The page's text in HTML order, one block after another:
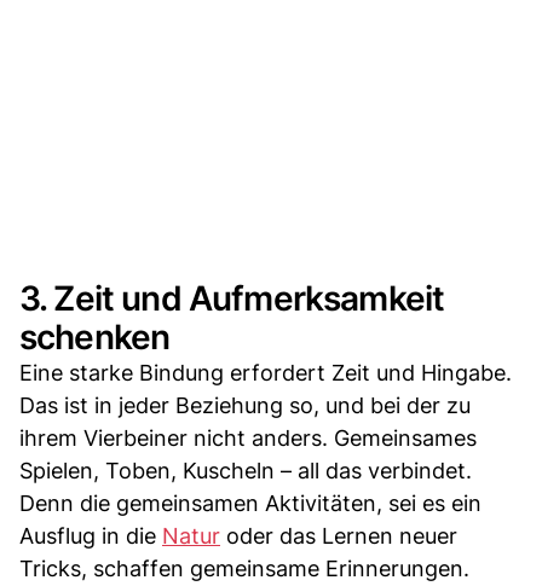
3. Zeit und Aufmerksamkeit
schenken
Eine starke Bindung erfordert Zeit und Hingabe.
Das ist in jeder Beziehung so, und bei der zu
ihrem Vierbeiner nicht anders. Gemeinsames
Spielen, Toben, Kuscheln – all das verbindet.
Denn die gemeinsamen Aktivitäten, sei es ein
Ausflug in die Natur oder das Lernen neuer
Tricks, schaffen gemeinsame Erinnerungen.